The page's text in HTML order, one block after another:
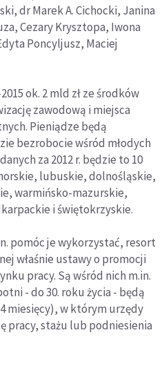
dr Marek A. Cichocki, Janina
Cezary Krysztopa, Iwona
Poncyljusz, Maciej
ok. 2 mld zł ze środków
zawodową i miejsca
Pieniądze będą
bezrobocie wśród młodych
za 2012 r. będzie to 10
lubuskie, dolnośląskie,
warmińsko-mazurskie,
i świętokrzyskie.
pomóc je wykorzystać, resort
właśnie ustawy o promocji
pracy. Są wśród nich m.in.
- do 30. roku życia - będą
miesięcy), w którym urzędy
pracy, stażu lub podniesienia